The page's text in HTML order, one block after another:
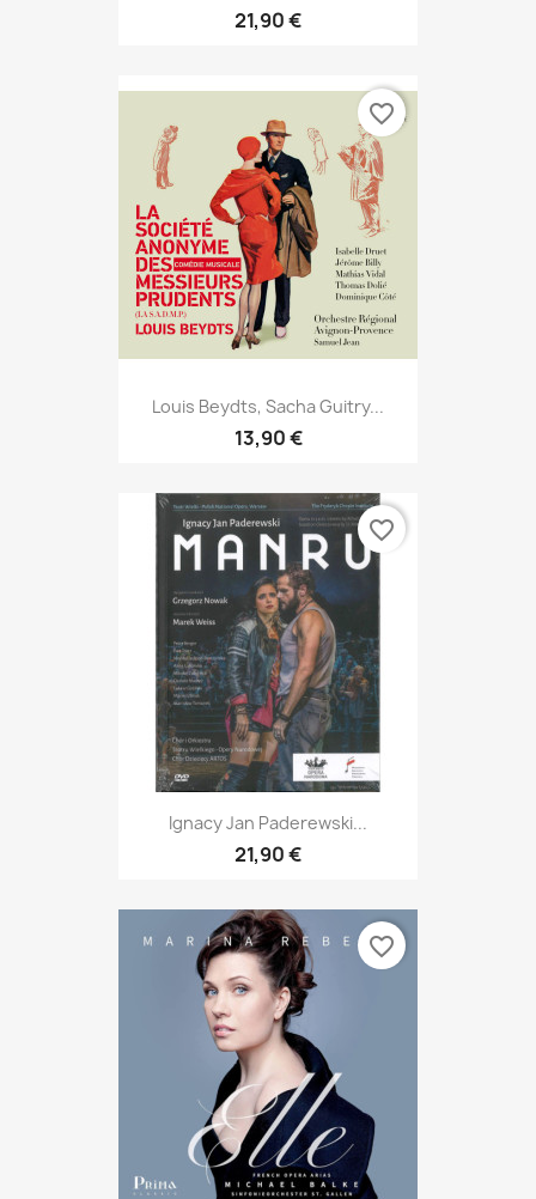
21,90 €
Louis Beydts, Sacha Guitry...
13,90 €
favorite_border
Ignacy Jan Paderewski...
21,90 €
favorite_border
favorite_border